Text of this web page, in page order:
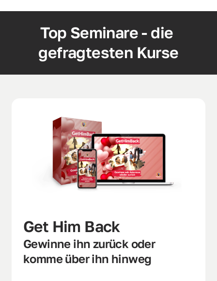
Top Seminare - die
gefragtesten Kurse
Get Him Back
Gewinne ihn zurück oder
komme über ihn hinweg